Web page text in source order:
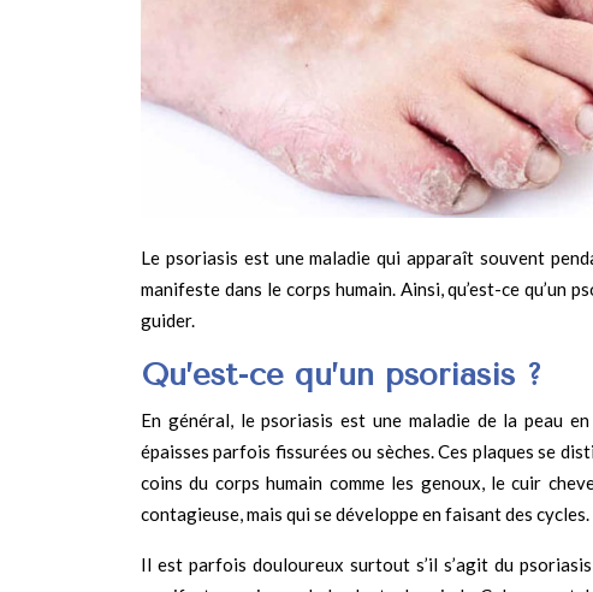
Le psoriasis est une maladie qui apparaît souvent
manifeste dans le corps humain. Ainsi, qu’est-ce qu’un
guider.
Qu’est-ce qu’un psoriasis ?
En général, le psoriasis est une maladie de la peau
épaisses parfois fissurées ou sèches. Ces plaques se
coins du corps humain comme les genoux, le cuir
contagieuse, mais qui se développe en faisant des cycles.
Il est parfois douloureux surtout s’il s’agit du